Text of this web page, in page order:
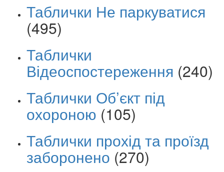
Таблички Не паркуватися
(495)
Таблички
Відеоспостереження (240)
Таблички Об’єкт під
охороною (105)
Таблички прохід та проїзд
заборонено (270)